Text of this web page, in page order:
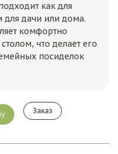
как для
для дачи или дома.
комфортно
что делает его
посиделок
Заказ